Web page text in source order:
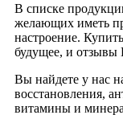
В списке
желающих иметь
настроение.
будущее, и отзывы
Вы найдете у нас
восстановления,
витамины и